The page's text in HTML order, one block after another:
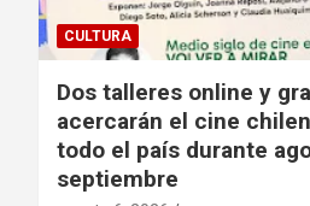
CULTURA
Dos talleres online y
acercarán el cine
todo el país durante
septiembre